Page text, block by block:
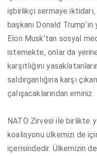
işbirlikçi sermaye
başkanı Donald
Elon Musk’tan sosyal
istemekte, onlar da
karşıtlığını
saldırganlığına karşı
çalışacaklarından eminiz.
NATO Zirvesi ile birlikte
koalisyonu ülkemizi de
içerisindedir. Ülkemizin